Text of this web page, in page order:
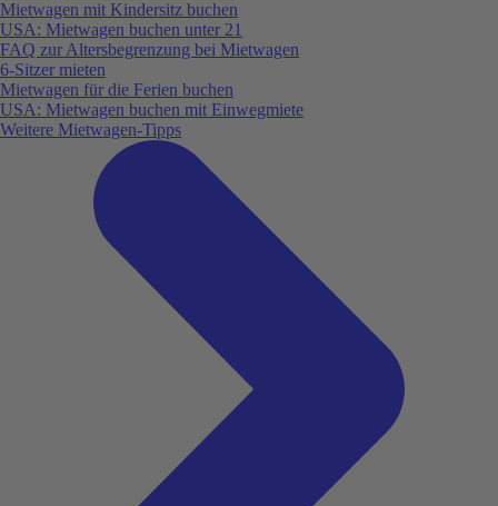
Mietwagen mit Kindersitz buchen
USA: Mietwagen buchen unter 21
FAQ zur Altersbegrenzung bei Mietwagen
6-Sitzer mieten
Mietwagen für die Ferien buchen
USA: Mietwagen buchen mit Einwegmiete
Weitere Mietwagen-Tipps